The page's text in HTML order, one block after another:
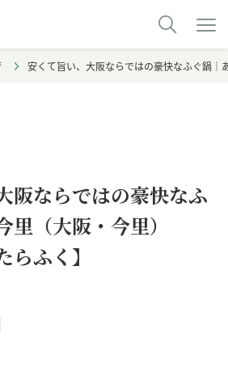
安くて旨い、大阪ならではの豪快なふぐ鍋
阪ならではの豪快なふ
里（大阪・今里）
らふく】